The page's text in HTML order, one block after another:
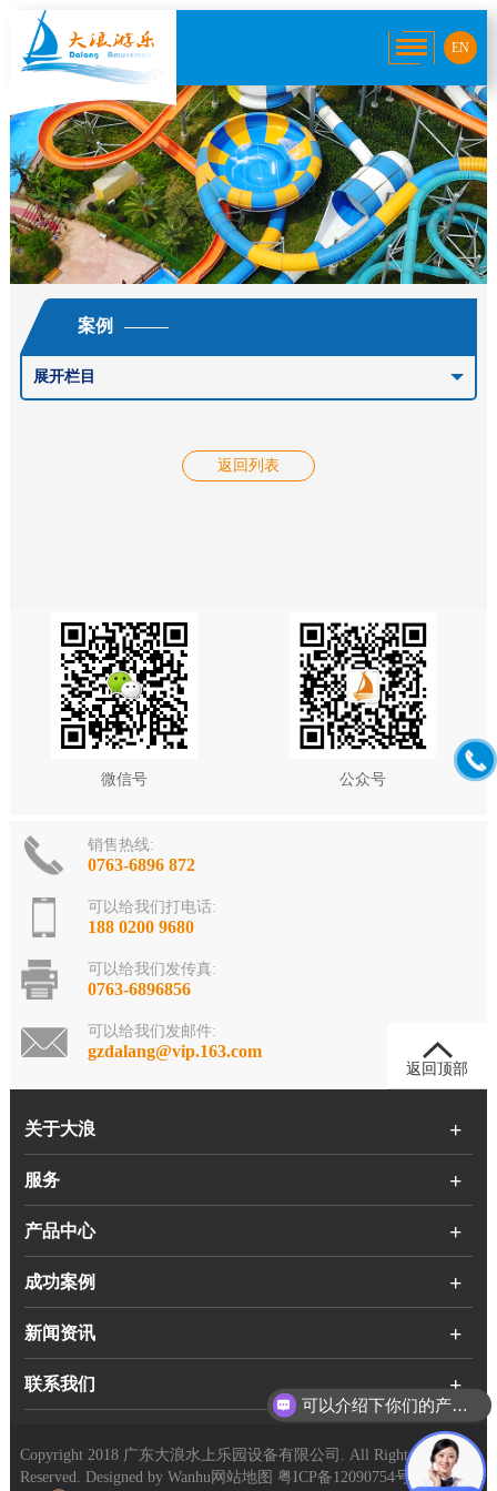
EN
案例
展开栏目
返回列表
返回顶部
微信号 公众号
销售热线:
0763-6896 872
可以给我们打电话:
188 0200 9680
可以给我们发传真:
0763-6896856
可以给我们发邮件:
gzdalang@vip.163.com
关于大浪
服务
产品中心
成功案例
新闻资讯
联系我们
Copyright 2018 广东大浪水上乐园设备有限公司. All Rights
Reserved. Designed by Wanhu网站地图 粤ICP备12090754号
可以介绍下你们的产品么？